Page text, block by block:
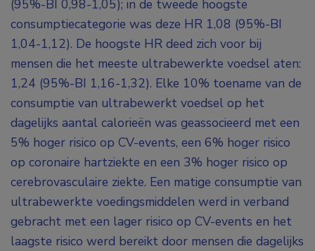
(95%-BI 0,98-1,05); in de tweede hoogste
consumptiecategorie was deze HR 1,08 (95%-BI
1,04-1,12). De hoogste HR deed zich voor bij
mensen die het meeste ultrabewerkte voedsel aten:
1,24 (95%-BI 1,16-1,32). Elke 10% toename van de
consumptie van ultrabewerkt voedsel op het
dagelijks aantal calorieën was geassocieerd met een
5% hoger risico op CV-events, een 6% hoger risico
op coronaire hartziekte en een 3% hoger risico op
cerebrovasculaire ziekte. Een matige consumptie van
ultrabewerkte voedingsmiddelen werd in verband
gebracht met een lager risico op CV-events en het
laagste risico werd bereikt door mensen die dagelijks